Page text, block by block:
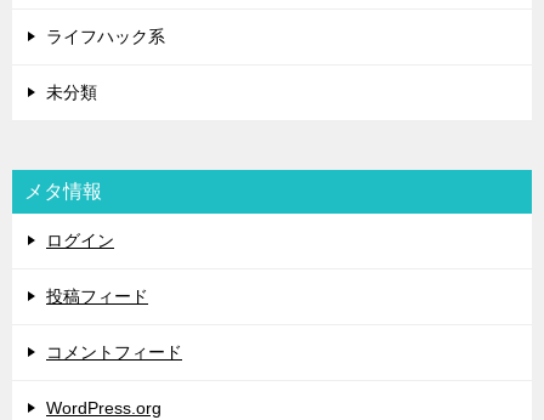
ライフハック系
未分類
メタ情報
ログイン
投稿フィード
コメントフィード
WordPress.org